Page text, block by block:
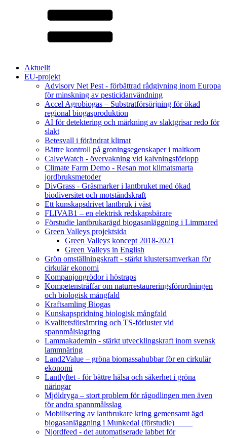
Aktuellt
EU-projekt
Advisory Net Pest - förbättrad rådgivning inom Europa
för minskning av pesticidanvändning
Accel Agrobiogas – Substratförsörjning för ökad
regional biogasproduktion
AI för detektering och märkning av slaktgrisar redo för
slakt
Betesvall i förändrat klimat
Bättre kontroll på groningsegenskaper i maltkorn
CalveWatch - övervakning vid kalvningsförlopp
Climate Farm Demo - Resan mot klimatsmarta
jordbruksmetoder
DivGrass - Gräsmarker i lantbruket med ökad
biodiversitet och motståndskraft
Ett kunskapsdrivet lantbruk i väst
FLIVAB1 – en elektrisk redskapsbärare
Förstudie lantbrukarägd biogasanläggning i Limmared
Green Valleys projektsida
Green Valleys koncept 2018-2021
Green Valleys in English
Grön omställningskraft - stärkt klustersamverkan för
cirkulär ekonomi
Kompanjongrödor i höstraps
Kompetensträffar om naturrestaureringsförordningen
och biologisk mångfald
Kraftsamling Biogas
Kunskapspridning biologisk mångfald
Kvalitetsförsämring och TS-förluster vid
spannmålslagring
Lammakademin - stärkt utvecklingskraft inom svensk
lammnäring
Land2Value – gröna biomassahubbar för en cirkulär
ekonomi
Lantlyftet - för bättre hälsa och säkerhet i gröna
näringar
Mjöldryga – stort problem för rågodlingen men även
för andra spannmålsslag
Mobilisering av lantbrukare kring gemensamt ägd
biogasanläggning i Munkedal (förstudie)
Njordfeed - det automatiserade labbet för